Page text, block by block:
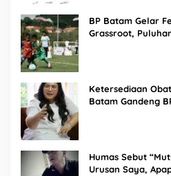
BP Batam Gelar
Grassroot,
Ketersediaan
Batam Gandeng
Humas Sebut
Urusan Saya,